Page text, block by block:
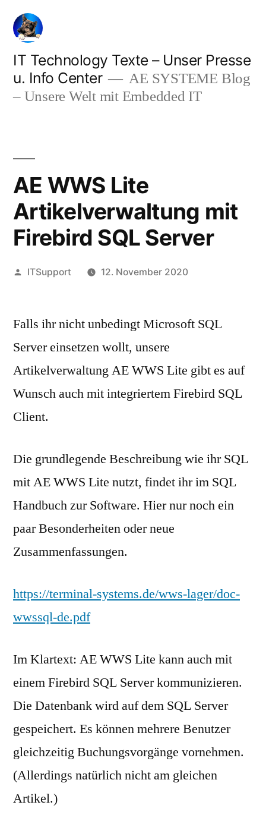
Zum
Inhalt
springen
IT Technology Texte – Unser Presse
u. Info Center
AE SYSTEME Blog
– Unsere Welt mit Embedded IT
AE WWS Lite
Artikelverwaltung mit
Firebird SQL Server
Veröffentlicht
ITSupport 12. November 2020
Falls ihr nicht unbedingt Microsoft SQL
Server einsetzen wollt, unsere
Artikelverwaltung AE WWS Lite gibt es auf
Wunsch auch mit integriertem Firebird SQL
Client.
Die grundlegende Beschreibung wie ihr SQL
mit AE WWS Lite nutzt, findet ihr im SQL
Handbuch zur Software. Hier nur noch ein
paar Besonderheiten oder neue
Zusammenfassungen.
https://terminal-systems.de/wws-lager/doc-
wwssql-de.pdf
Im Klartext: AE WWS Lite kann auch mit
einem Firebird SQL Server kommunizieren.
Die Datenbank wird auf dem SQL Server
gespeichert. Es können mehrere Benutzer
gleichzeitig Buchungsvorgänge vornehmen.
(Allerdings natürlich nicht am gleichen
Artikel.)